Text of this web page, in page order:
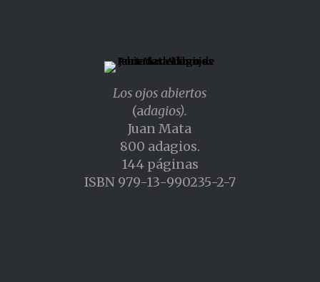
Los ojos abiertos
(adagios).
Juan Mata
800 adagios.
144 páginas
ISBN 979-13-990235-2-7